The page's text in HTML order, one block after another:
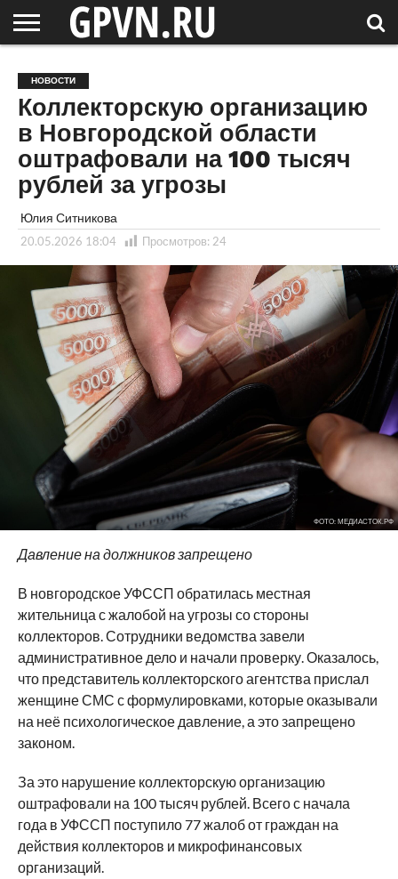
ОБЛАСТЬ
НОВОСТИ
СОСЕДЕЙ
РОССИЯ
/ МИР
СПЕЦПРОЕКТЫ
БЛОГ
СТАТЬИ
ФОТОРЕПОРТАЖИ
ИНТЕРВЬЮ
ОБЪЕКТЫ
ПОДБОРКИ
НОВОСТИ
Коллекторскую организацию
в Новгородской области
оштрафовали на 100 тысяч
рублей за угрозы
Юлия Ситникова
20.05.2026 18:04 Просмотров: 24
ФОТО: МЕДИАСТОК.РФ
Давление на должников запрещено
В новгородское УФССП обратилась местная
жительница с жалобой на угрозы со стороны
коллекторов. Сотрудники ведомства завели
административное дело и начали проверку. Оказалось,
что представитель коллекторского агентства прислал
женщине СМС с формулировками, которые оказывали
на неё психологическое давление, а это запрещено
законом.
За это нарушение коллекторскую организацию
оштрафовали на 100 тысяч рублей. Всего с начала
года в УФССП поступило 77 жалоб от граждан на
действия коллекторов и микрофинансовых
организаций.